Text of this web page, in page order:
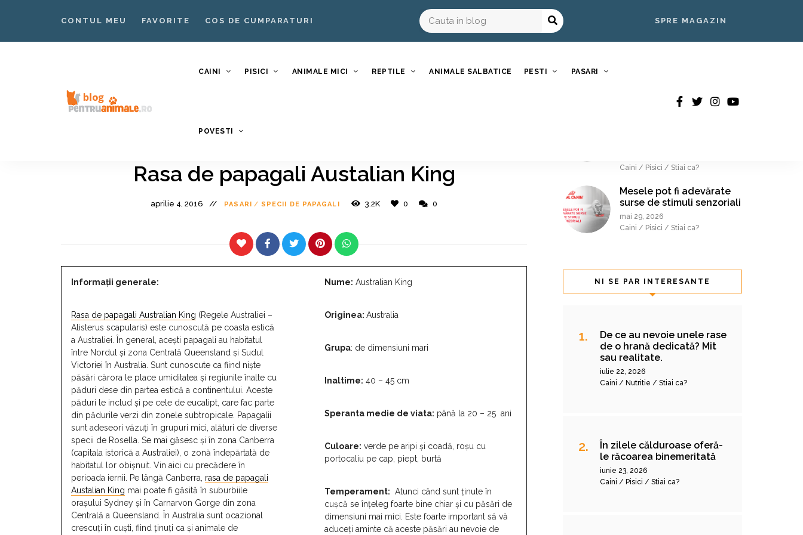
CONTUL MEU FAVORITE COS DE CUMPARATURI SPRE MAGAZIN
Pisici
CAINI PISICI ANIMALE MICI REPTILE ANIMALE SALBATICE PESTI PASARI
POVESTI
Rasa de papagali Austalian King
aprilie 4, 2016 PASARI / SPECII DE PAPAGALI 3.2K 0 0
Informaţii generale:
Rasa de papagali Australian King (Regele Australiei –
Alisterus scapularis) este cunoscută pe coasta estică
a Australiei. În general, acești papagali au habitatul
între Nordul și zona Centrală Queensland și Sudul
Victoriei în Australia. Sunt cunoscute ca fiind niște
păsări cărora le place umiditatea și regiunile înalte cu
păduri dese din partea estică a continentului. Aceste
păduri le includ și pe cele de eucalipt, care fac parte
din pădurile verzi din zonele subtropicale. Papagalii
sunt adeseori văzuți în grupuri mici, alături de diverse
specii de Rosella. Se mai găsesc și în zona Canberra
(capitala istorică a Australiei), o zonă îndepărtată de
habitatul lor obișnuit. Vin aici cu precădere în
perioada iernii. Pe lângă Canberra, rasa de papagali
Austalian King mai poate fi găsită în suburbiile
orașului Sydney și în Carnarvon Gorge din zona
Centrală a Queensland. În Australia sunt ocazional
crescuți în cuști, fiind ținuți ca și animale de
Nume: Australian King
Originea: Australia
Grupa: de dimensiuni mari
Inaltime: 40 – 45 cm
Speranta medie de viata: până la 20 – 25 ani
Culoare: verde pe aripi și coadă, roșu cu
portocaliu pe cap, piept, burtă
Temperament: Atunci când sunt ținute în
cușcă se înțeleg foarte bine chiar și cu păsări de
dimensiuni mai mici. Este foarte important să vă
aduceți aminte că aceste păsări au nevoie de
CELE MAI NOI ARTICOLE
Caini / Nutritie / Stiai ca?
Caini / Pisici / Stiai ca?
Mesele pot fi adevărate
surse de stimuli senzoriali
mai 29, 2026
Caini / Pisici / Stiai ca?
NI SE PAR INTERESANTE
De ce au nevoie unele rase
de o hrană dedicată? Mit
sau realitate.
iulie 22, 2026
Caini / Nutritie / Stiai ca?
În zilele călduroase oferă-
le răcoarea binemeritată
iunie 23, 2026
Caini / Pisici / Stiai ca?